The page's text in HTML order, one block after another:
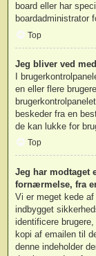
board eller har
boardadministrator
Top
Jeg bliver ved
I
en eller flere
beskeder fra en
de kan lukke for
Top
Jeg har modtaget
fornærmelse, fra
Vi er meget kede
indbygget
identificere
kopi af emailen til
denne indeholder